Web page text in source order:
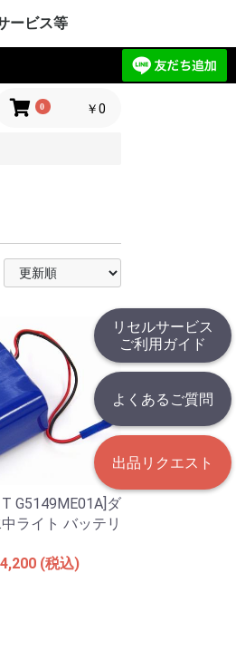
リセルサービス
ご利用ガイド
よくあるご質問
出品リクエスト
ービス等
プル送付申込）
送付申込）
0 ￥0
T G5149ME01A]ダ
ライト バッテリ
(税込)